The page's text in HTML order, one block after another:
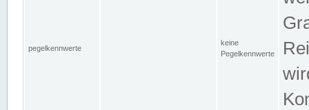
pegelkennwerte
keine
Pegelkennwerte